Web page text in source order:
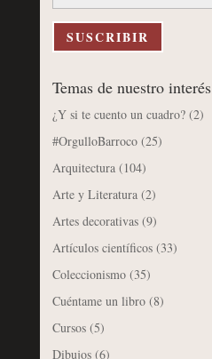
correo
electrónico
SUSCRIBIR
Temas de nuestro interés
¿Y si te cuento un cuadro?(2)
#OrgulloBarroco(25)
Arquitectura(104)
Arte y Literatura(2)
Artes decorativas(9)
Artículos científicos(33)
Coleccionismo(35)
Cuéntame un libro(8)
Cursos(5)
Dibujos(6)